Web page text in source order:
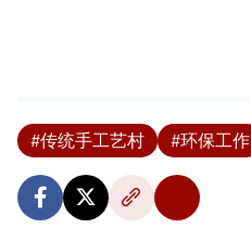
#传统手工艺村 #环保工作